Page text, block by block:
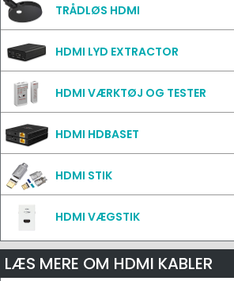
TRÅDLØS HDMI
HDMI LYD EXTRACTOR
HDMI VÆRKTØJ OG TESTER
HDMI HDBASET
HDMI STIK
HDMI VÆGSTIK
LÆS MERE OM HDMI KABLER